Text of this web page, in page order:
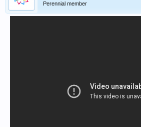
Perennial member